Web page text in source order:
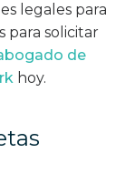
legales para
para solicitar
de
hoy.